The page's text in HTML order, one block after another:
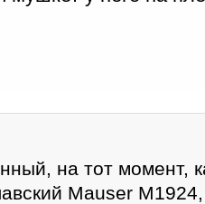
на тот момент,
Mauser